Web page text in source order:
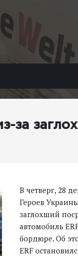
за
В четверг, 28
Героев
заглохший
автомобиль
бордюре. Об
ERF